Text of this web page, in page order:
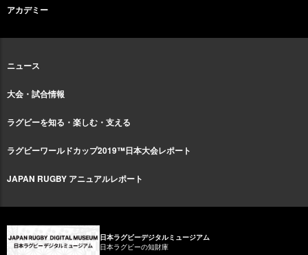
アカデミー
ニュース
大会・試合情報
ラグビーを知る・楽しむ・支える
ラグビーワールドカップ2019™日本大会レポート
JAPAN RUGBY アニュアルレポート
日本ラグビーデジタルミュージアム
日本ラグビーの知財庫